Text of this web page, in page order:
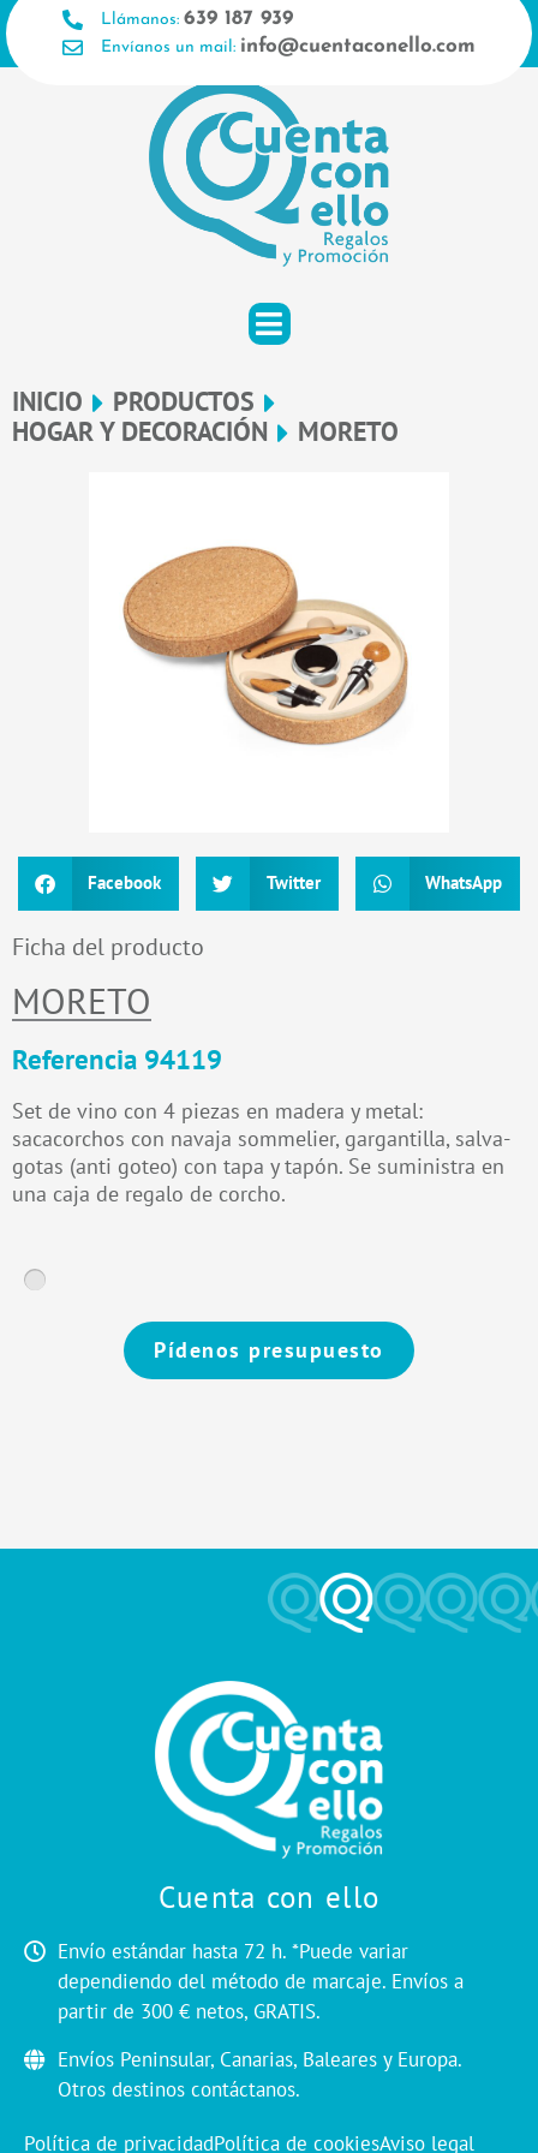
Ir
al
contenido
Llámanos: 639 187 939
Envíanos un mail: info@cuentaconello.com
INICIO
PRODUCTOS
HOGAR Y DECORACIÓN
MORETO
Facebook Twitter WhatsApp
Ficha del producto
MORETO
Referencia 94119
Set de vino con 4 piezas en madera y metal:
sacacorchos con navaja sommelier, gargantilla, salva-
gotas (anti goteo) con tapa y tapón. Se suministra en
una caja de regalo de corcho.
Pídenos presupuesto
Cuenta con ello
Envío estándar hasta 72 h. *Puede variar
dependiendo del método de marcaje. Envíos a
partir de 300 € netos, GRATIS.
Envíos Peninsular, Canarias, Baleares y Europa.
Otros destinos contáctanos.
Política de privacidadPolítica de cookiesAviso legal